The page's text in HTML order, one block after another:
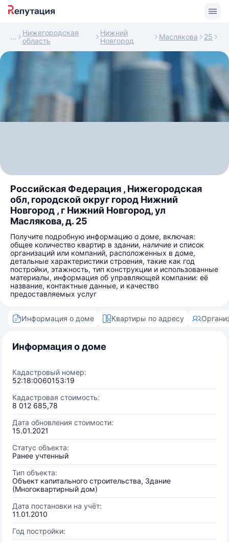
Нижегородская
область
Нижний
Новгород
Маслякова 25
Российская Федерация , Нижегородская
обл, городской округ город Нижний
Новгород , г Нижний Новгород, ул
Маслякова, д. 25
Получите подробную информацию о доме, включая:
общее количество квартир в здании, наличие и список
организаций или компаний, расположенных в доме,
детальные характеристики строения, такие как год
постройки, этажность, тип конструкции и использованные
материалы, информация об управляющей компании: её
название, контактные данные, и качество
предоставляемых услуг
Информация о доме Квартиры по адресу
Информация о доме
Кадастровый номер:
52:18:0060153:19
Кадастровая стоимость:
8 012 685,78
Дата обновления стоимости:
15.01.2021
Статус объекта:
Ранее учтенный
Тип объекта:
Объект капитального строительства, Здание
(Многоквартирный дом)
Дата постановки на учёт:
11.01.2010
Год постройки: